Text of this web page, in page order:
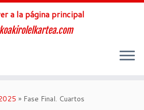
» Fase Final. Cuartos